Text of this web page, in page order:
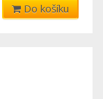
Do košíku